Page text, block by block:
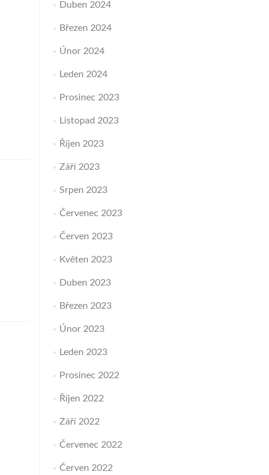
Duben 2024
Březen 2024
Únor 2024
Leden 2024
Prosinec 2023
Listopad 2023
Říjen 2023
Září 2023
Srpen 2023
Červenec 2023
Červen 2023
Květen 2023
Duben 2023
Březen 2023
Únor 2023
Leden 2023
Prosinec 2022
Říjen 2022
Září 2022
Červenec 2022
Červen 2022